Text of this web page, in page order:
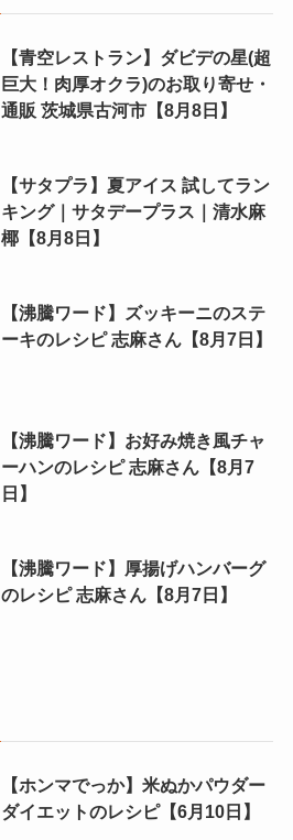
【青空レストラン】ダビデの星(超
巨大！肉厚オクラ)のお取り寄せ・
通販 茨城県古河市【8月8日】
【サタプラ】夏アイス 試してラン
キング｜サタデープラス｜清水麻
椰【8月8日】
【沸騰ワード】ズッキーニのステ
ーキのレシピ 志麻さん【8月7日】
【沸騰ワード】お好み焼き風チャ
ーハンのレシピ 志麻さん【8月7
日】
【沸騰ワード】厚揚げハンバーグ
のレシピ 志麻さん【8月7日】
【ホンマでっか】米ぬかパウダー
ダイエットのレシピ【6月10日】